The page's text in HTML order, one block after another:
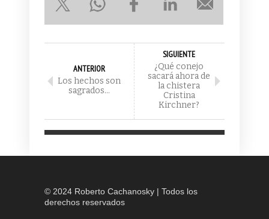
ANTERIOR
Los hechos son
sagrados…
SIGUIENTE
¿Qué conejo
sacará ahora de
la chistera
Cristina
Kirchner?
© 2024 Roberto Cachanosky | Todos los
derechos reservados